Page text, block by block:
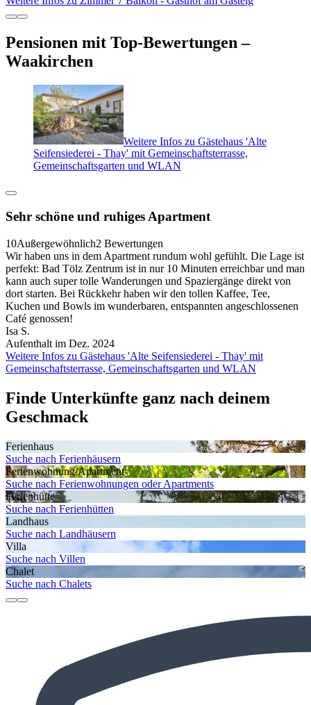
Pensionen mit Top-Bewertungen –
Waakirchen
Weitere Infos zu Gästehaus 'Alte
Seifensiederei - Thay' mit Gemeinschaftsterrasse,
Gemeinschaftsgarten und WLAN
Sehr schöne und ruhiges Apartment
10Außergewöhnlich2 Bewertungen
Wir haben uns in dem Apartment rundum wohl gefühlt. Die Lage ist
perfekt: Bad Tölz Zentrum ist in nur 10 Minuten erreichbar und man
kann auch super tolle Wanderungen und Spaziergänge direkt von
dort starten. Bei Rückkehr haben wir den tollen Kaffee, Tee,
Kuchen und Bowls im wunderbaren, entspannten angeschlossenen
Café genossen!
Isa S.
Aufenthalt im Dez. 2024
Weitere Infos zu Gästehaus 'Alte Seifensiederei - Thay' mit
Gemeinschaftsterrasse, Gemeinschaftsgarten und WLAN
Finde Unterkünfte ganz nach deinem
Geschmack
Ferienhaus
Suche nach Ferienhäusern
Ferienwohnung/Apartment
Suche nach Ferienwohnungen oder Apartments
Ferienhütte
Suche nach Ferienhütten
Landhaus
Suche nach Landhäusern
Villa
Suche nach Villen
Chalet
Suche nach Chalets